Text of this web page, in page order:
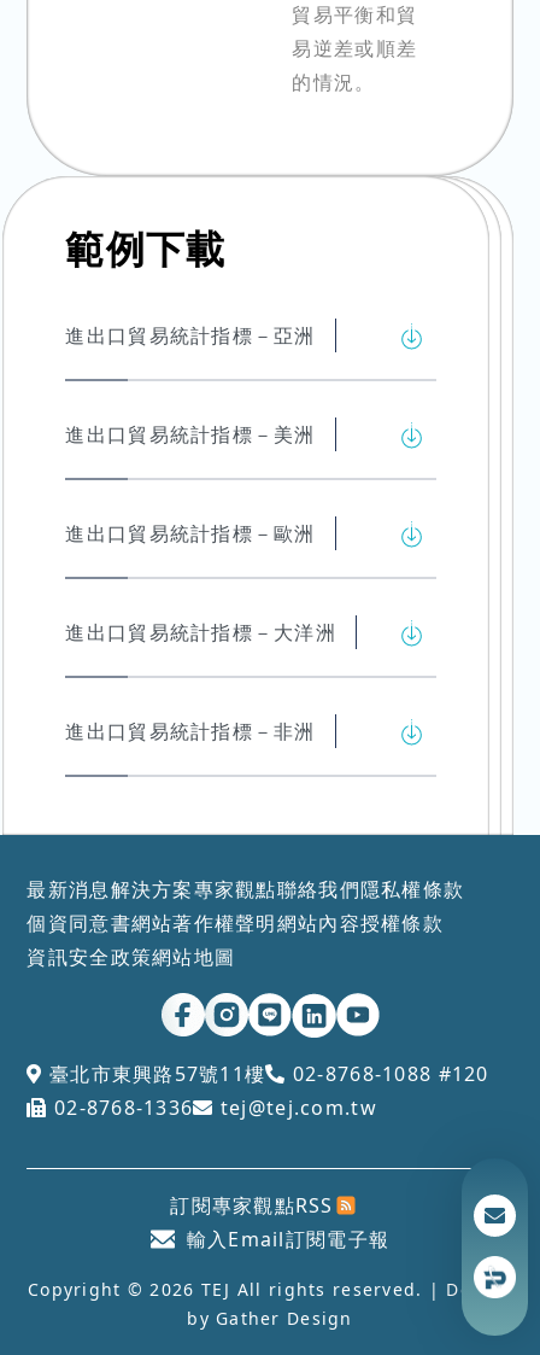
貿易平衡和貿
易逆差或順差
的情況。
範例下載
進出口貿易統計指標－亞洲
進出口貿易統計指標－美洲
進出口貿易統計指標－歐洲
進出口貿易統計指標－大洋洲
進出口貿易統計指標－非洲
最新消息解決方案專家觀點聯絡我們隱私權條款
個資同意書網站著作權聲明網站內容授權條款
資訊安全政策網站地圖
臺北市東興路57號11樓
02-8768-1088 #120
02-8768-1336
tej@tej.com.tw
訂閱專家觀點RSS
輸入Email訂閱電子報
Copyright © 2026 TEJ All rights reserved. | Design
by Gather Design